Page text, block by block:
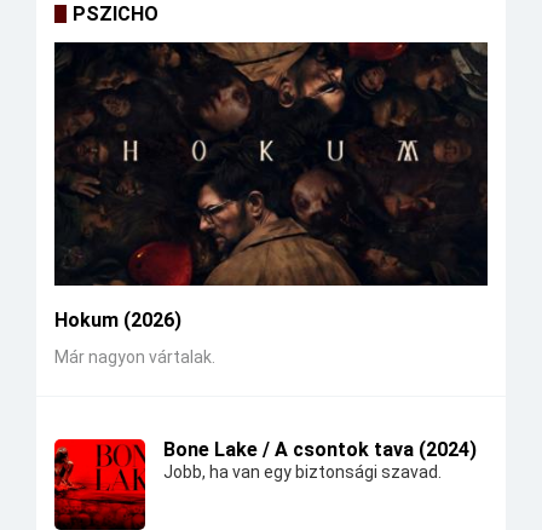
PSZICHO
Hokum (2026)
Már nagyon vártalak.
Bone Lake / A csontok tava (2024)
Jobb, ha van egy biztonsági szavad.